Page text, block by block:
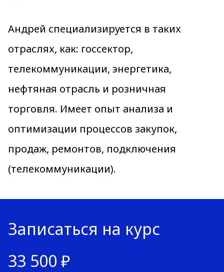
Андрей специализируется в таких
отраслях, как: госсектор,
телекоммуникации, энергетика,
нефтяная отрасль и розничная
торговля. Имеет опыт анализа и
оптимизации процессов закупок,
продаж, ремонтов, подключения
(телекоммуникации).
Записаться на курс
33 500 ₽